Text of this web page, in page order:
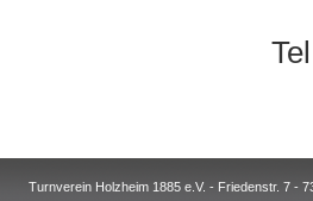
Turnverein Holzheim 1885 e.V. - Friedenstr. 7 -